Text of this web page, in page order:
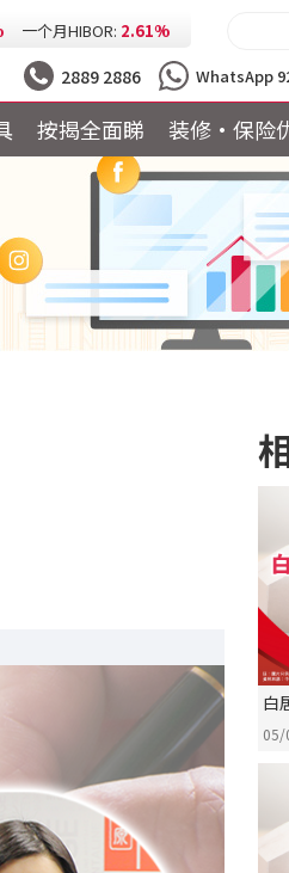
一个月HIBOR: 2.61%
今日最低H按: 3.25%
2889 2886 WhatsApp
按揭全面睇 装修·保险
白
05/